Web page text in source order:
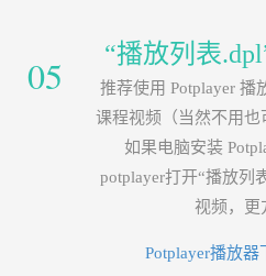
05 “播放列表
推荐使用 Potplayer 播
课程视频（当然不用也
如果电脑安装
potplayer打开“播放列
视频，更
Potplayer播放器